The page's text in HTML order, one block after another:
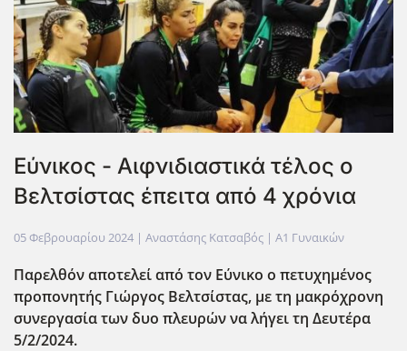
Εύνικος - Αιφνιδιαστικά τέλος ο
Βελτσίστας έπειτα από 4 χρόνια
05 Φεβρουαρίου 2024 | Αναστάσης Κατσαβός | Α1 Γυναικών
Παρελθόν αποτελεί από τον Εύνικο ο πετυχημένος
προπονητής Γιώργος Βελτσίστας, με τη μακρόχρονη
συνεργασία των δυο πλευρών να λήγει τη Δευτέρα
5/2/2024.